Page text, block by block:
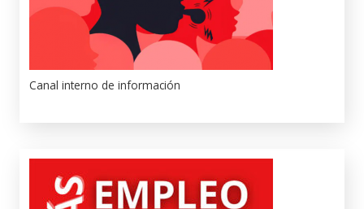
Canal interno de información